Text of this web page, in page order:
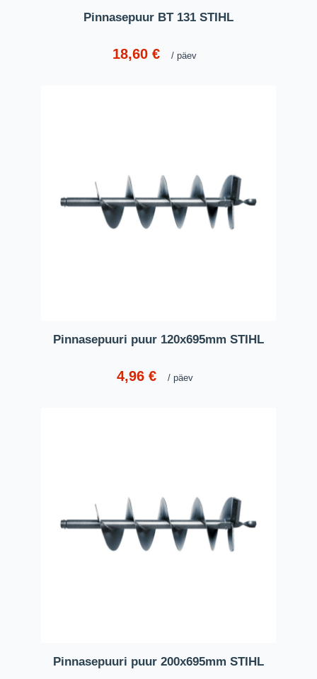
Pinnasepuur BT 131 STIHL
18,60€ päev
Pinnasepuuri puur 120x695mm STIHL
4,96 € päev
Pinnasepuuri puur 200x695mm STIHL